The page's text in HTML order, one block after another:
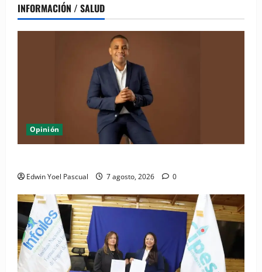
INFORMACIÓN / SALUD
Opinión
Edwin Yoel Pascual 7 agosto, 2026 0